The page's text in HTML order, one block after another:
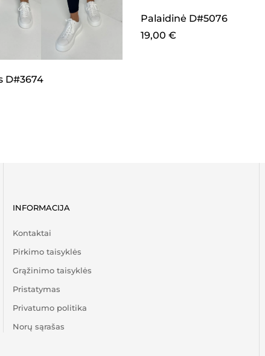
D#3674
Palaidinė D#5076
19,00 €
INFORMACIJA
Kontaktai
Pirkimo taisyklės
Grąžinimo taisyklės
Pristatymas
Privatumo politika
Norų sąrašas